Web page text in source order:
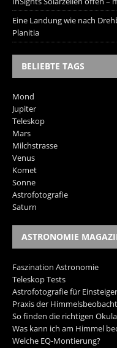
Eine Landung wie nach
Planitia
BELIEBTE TAGS
Mond
Jupiter
Teleskop
Mars
Milchstrasse
Venus
Komet
Sonne
Astrofotografie
Saturn
ASTRONOMIE
Faszination Astronomie
Teleskop Tests
Astrofotografie für Einsteiger
Praxis der
So finden die richtigen
Was kann ich am Himmel
Welche EQ-Montierung?